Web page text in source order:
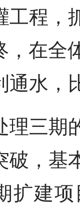
工程，
，在全
通水，
理三期
破，基
扩建